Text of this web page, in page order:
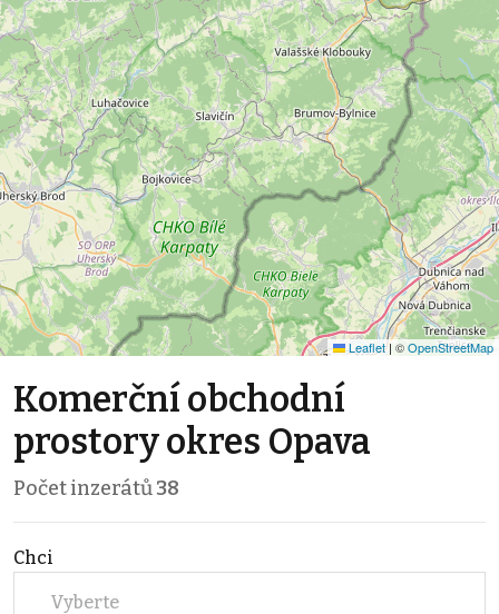
Leaflet | ©OpenStreetMap
Komerční obchodní
prostory okres Opava
Počet inzerátů38
Chci
Vyberte